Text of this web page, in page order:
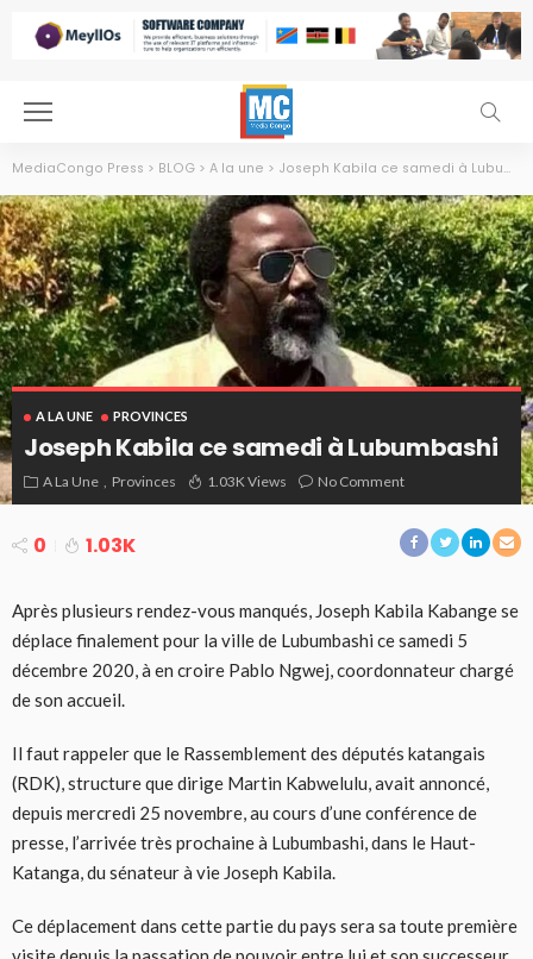
MediaCongo Press > BLOG > A la une > Joseph Kabila ce samedi à Lubumbashi
A LA UNE PROVINCES
Joseph Kabila ce samedi à Lubumbashi
A La Une Provinces 1.03K Views No Comment
0 1.03K
Après plusieurs rendez-vous manqués, Joseph Kabila Kabange se
déplace finalement pour la ville de Lubumbashi ce samedi 5
décembre 2020, à en croire Pablo Ngwej, coordonnateur chargé
de son accueil.
Il faut rappeler que le Rassemblement des députés katangais
(RDK), structure que dirige Martin Kabwelulu, avait annoncé,
depuis mercredi 25 novembre, au cours d’une conférence de
presse, l’arrivée très prochaine à Lubumbashi, dans le Haut-
Katanga, du sénateur à vie Joseph Kabila.
Ce déplacement dans cette partie du pays sera sa toute première